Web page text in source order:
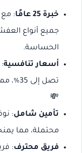
خبرة 25 عامًا
: مع
جميع أنواع
الحساسة.
أسعار تنافسية:
تصل
💸
تأمين شامل:
محتملة، مما
فريق محترف: